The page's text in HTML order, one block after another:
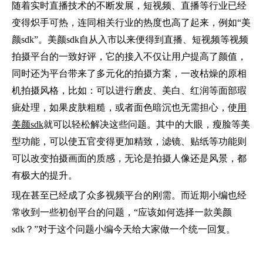
随着实时直播技术的不断发展，短视频、直播等行业已经
变得炽手可热，连同相关行业的热度也高了起来，例如“美
颜sdk”。美颜sdk自从入市以来便得到直播、短视频等视频
拍摄平台的一致好评，它的接入不仅让用户提高了颜值，
同时还为平台带来了多元化的拍摄方案，一改枯燥的原相
机拍摄风格，比如：可以进行磨皮、美白、红润等面部瑕
疵处理，如果皮肤粗糙，或者面色暗沉也无需担心，使用
美颜sdk就可以轻松解决这些问题。其中的大眼，瘦脸等美
型功能，可以使五官变得更加精致，滤镜、贴纸等功能则
可以改变拍摄画面的质感，无论是拍摄人像还是风景，都
有极大的提升。
现在甚至已经成了众多视频平台的刚需。而近期小编也经
常收到一些初创平台的问题，“应该如何选择一款美颜
sdk？”对于这个问题小编今天给大家做一个统一回复。